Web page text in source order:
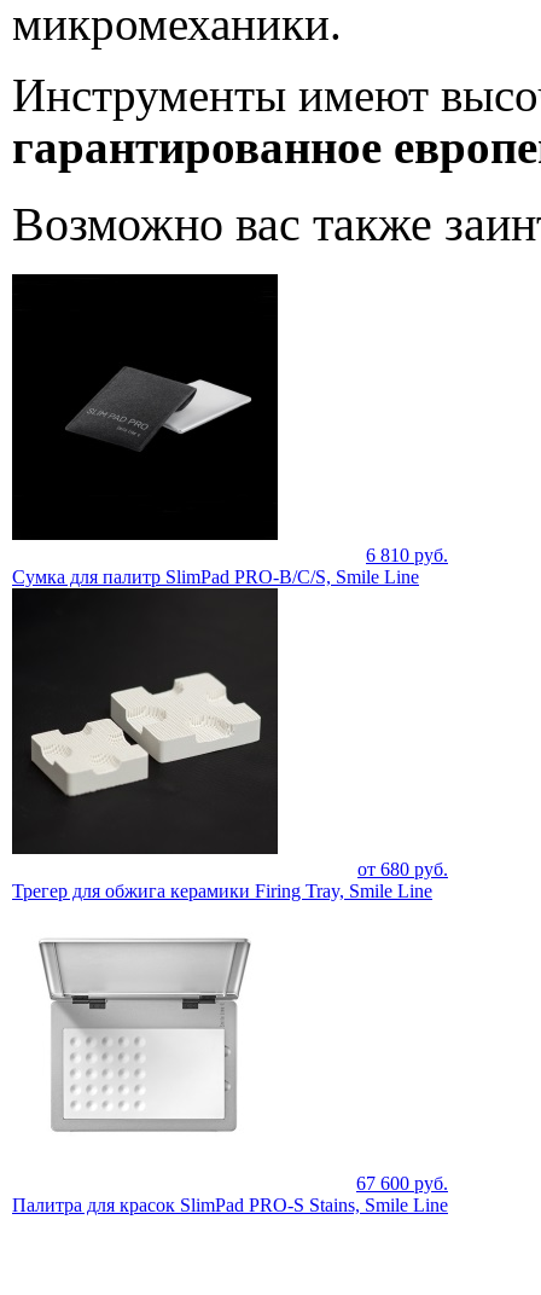
микромеханики.
Инструменты имеют
гарантированное
Возможно вас также
6 810 руб.
Сумка для палитр SlimPad PRO-B/C/S, Smile Line
от 680 руб.
Трегер для обжига керамики Firing Tray, Smile Line
67 600 руб.
Палитра для красок SlimPad PRO-S Stains, Smile Line